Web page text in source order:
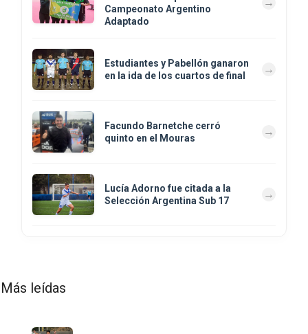
Campeonato Argentino
Adaptado
Estudiantes y Pabellón ganaron
en la ida de los cuartos de final
Facundo Barnetche cerró
quinto en el Mouras
Lucía Adorno fue citada a la
Selección Argentina Sub 17
Más leídas